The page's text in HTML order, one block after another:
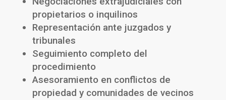
propietarios o inquilinos
Representación ante juzgados y
tribunales
Seguimiento completo del
procedimiento
Asesoramiento en conflictos de
propiedad y comunidades de vecinos